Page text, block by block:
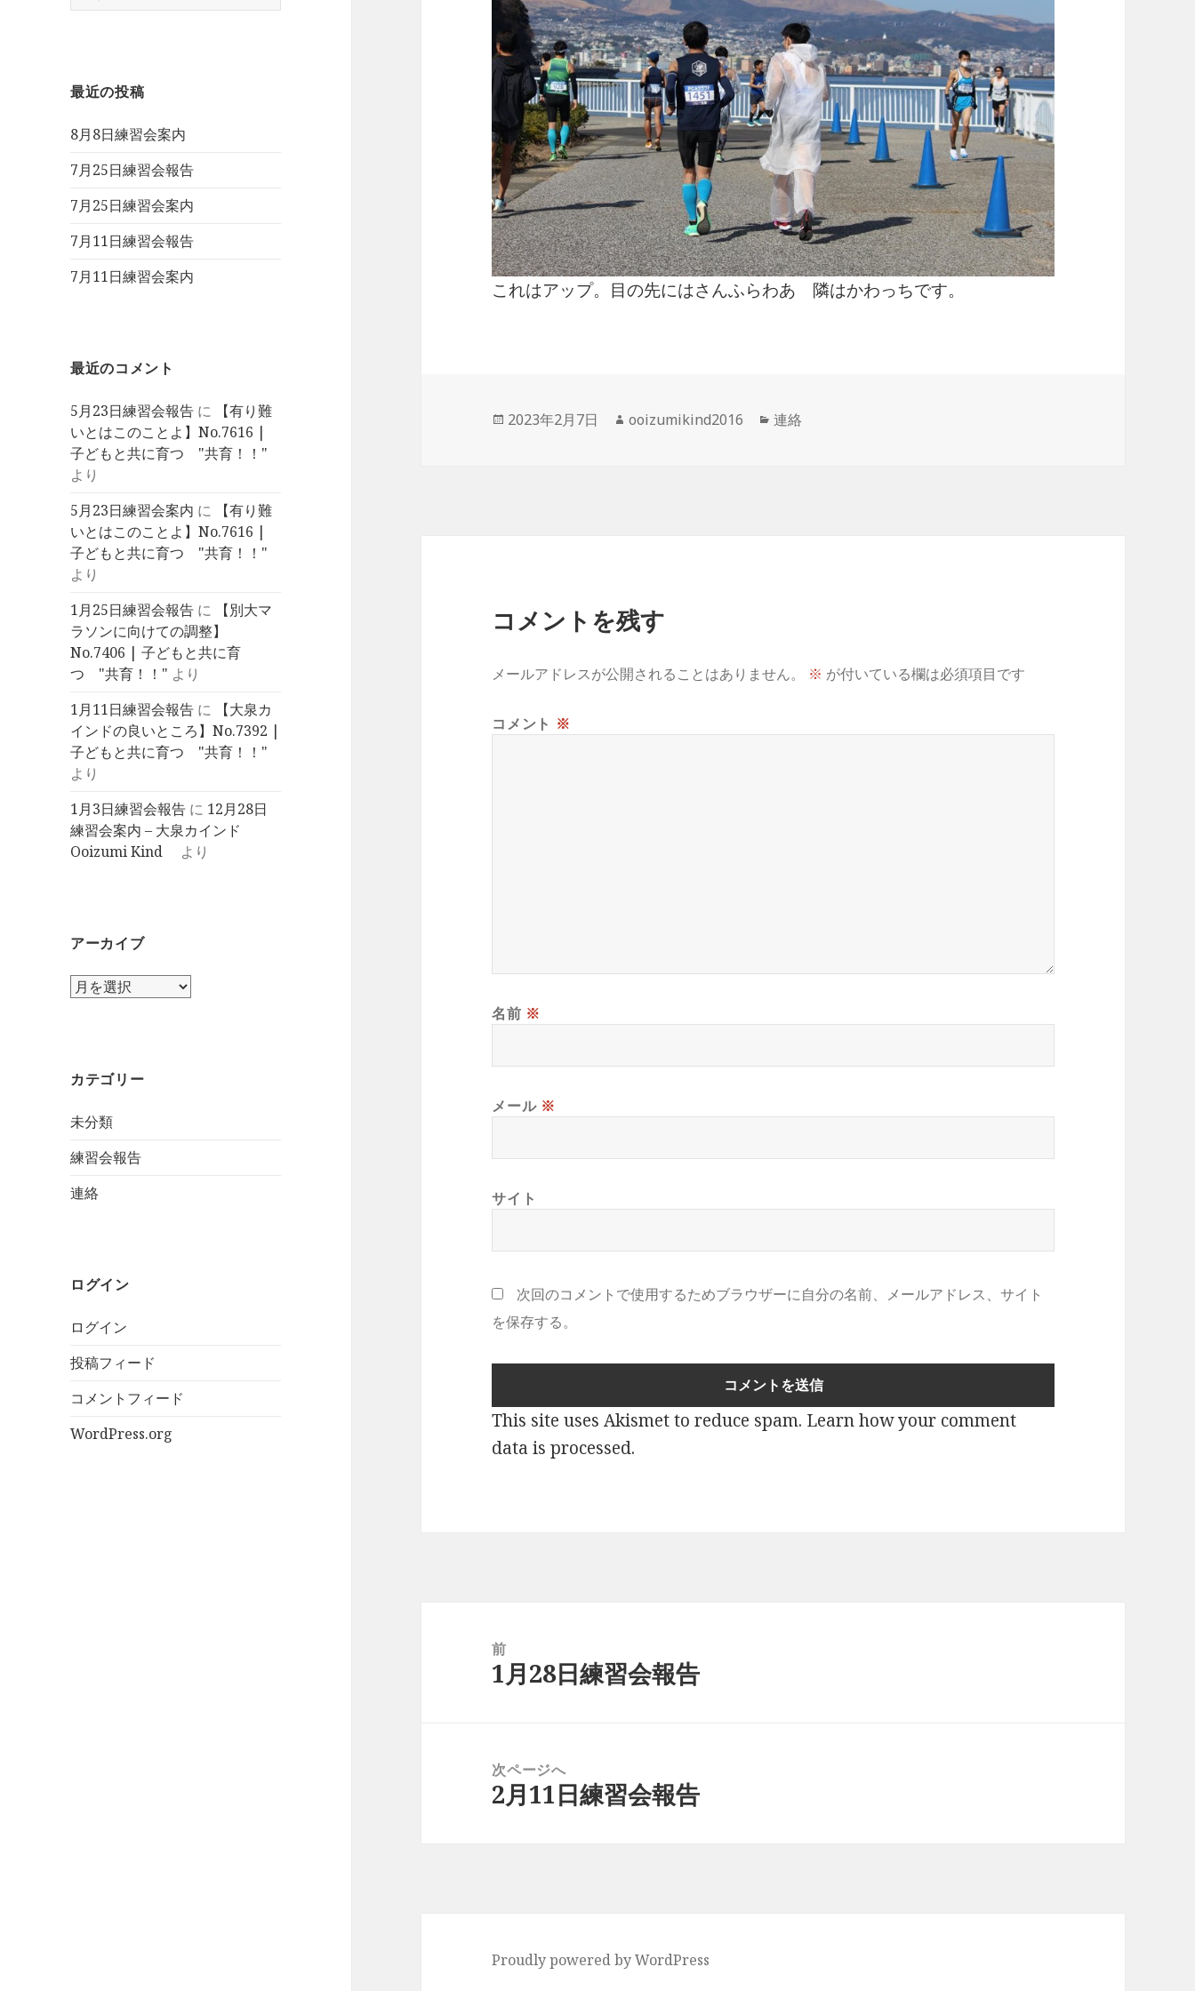
索:
最近の投稿
8月8日練習会案内
7月25日練習会報告
7月25日練習会案内
7月11日練習会報告
7月11日練習会案内
最近のコメント
5月23日練習会報告 に
【有り難
いとはこのことよ】No.7616 |
子どもと共に育つ "共育！！"
より
5月23日練習会案内 に
【有り難
いとはこのことよ】No.7616 |
子どもと共に育つ "共育！！"
より
1月25日練習会報告 に
【別大マ
ラソンに向けての調整】
No.7406 | 子どもと共に育
つ "共育！！" より
1月11日練習会報告 に
【大泉カ
インドの良いところ】No.7392 |
子どもと共に育つ "共育！！"
より
1月3日練習会報告 に 12月28日
練習会案内 – 大泉カインド
Ooizumi Kind
より
アーカイブ
ア
ブ
カテゴリー
未分類
練習会報告
連絡
ログイン
ログイン
投稿フィード
コメントフィード
WordPress.org
これはアップ。目の先にはさんふらわあ 隣はかわっちです。
投
2023年2月7日
作
ooizumikind2016
カ
連絡
コメントを残す
メールアドレスが公開されることはありません。 ※ が付いている欄は必須項目です
コメント ※
名前 ※
メール ※
サイト
次回のコメントで使用するためブラウザーに自分の名前、メールアドレス、サイト
を保存する。
This site uses Akismet to reduce spam. Learn how your comment
data is processed.
前
前
1月28日練習会報告
次ページへ
次
2月11日練習会報告
Proudly powered by WordPress